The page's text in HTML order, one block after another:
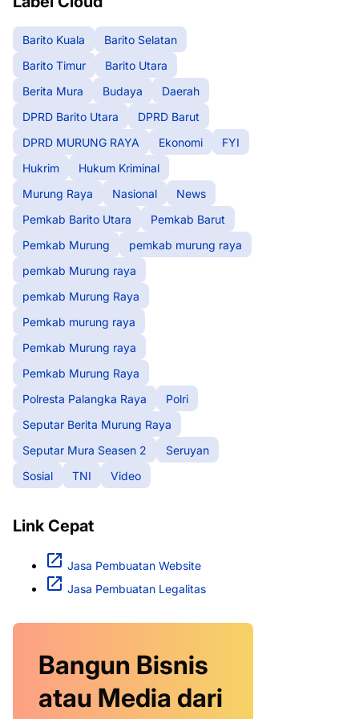
Barito Kuala
Barito Selatan
Barito Timur
Barito Utara
Berita Mura
Budaya
Daerah
DPRD Barito Utara
DPRD Barut
DPRD MURUNG RAYA
Ekonomi
FYI
Hukrim
Hukum Kriminal
Murung Raya
Nasional
News
Pemkab Barito Utara
Pemkab Barut
Pemkab Murung
pemkab murung raya
pemkab Murung raya
pemkab Murung Raya
Pemkab murung raya
Pemkab Murung raya
Pemkab Murung Raya
Polresta Palangka Raya
Polri
Seputar Berita Murung Raya
Seputar Mura Seasen 2
Seruyan
Sosial
TNI Video
Link Cepat
Jasa Pembuatan Website
Jasa Pembuatan Legalitas
Bangun Bisnis
atau Media dari